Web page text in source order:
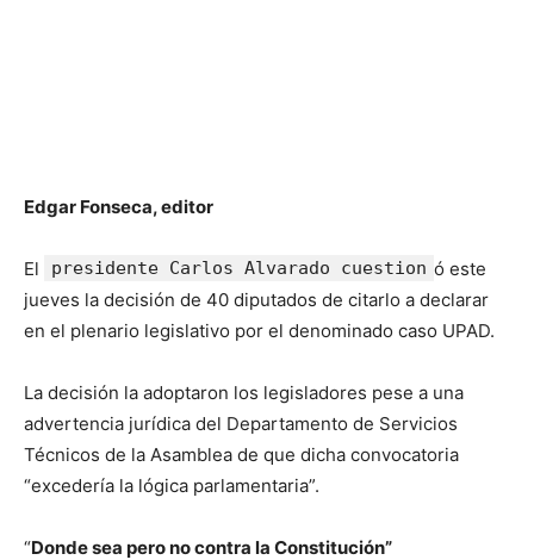
Edgar Fonseca, editor
El presidente Carlos Alvarado cuestion ó este
jueves la decisión de 40 diputados de citarlo a declarar
en el plenario legislativo por el denominado caso UPAD.
La decisión la adoptaron los legisladores pese a una
advertencia jurídica del Departamento de Servicios
Técnicos de la Asamblea de que dicha convocatoria
“excedería la lógica parlamentaria”.
“Donde sea pero no contra la Constitución”